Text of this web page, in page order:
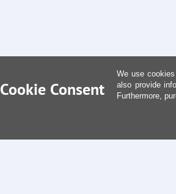
Cookie Consent
We use
also provide
Furthermore,